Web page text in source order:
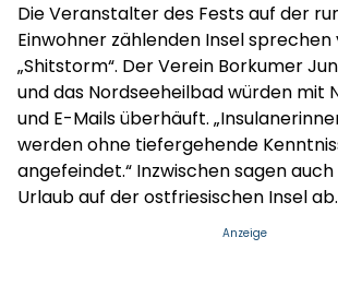
Die Veranstalter des Fests auf der
Einwohner zählenden Insel
„Shitstorm“. Der Verein Borkumer
und das Nordseeheilbad würden mit
und E-Mails überhäuft.
werden ohne tiefergehende
angefeindet.“ Inzwischen sagen
Urlaub auf der ostfriesischen Insel ab.
Anzeige